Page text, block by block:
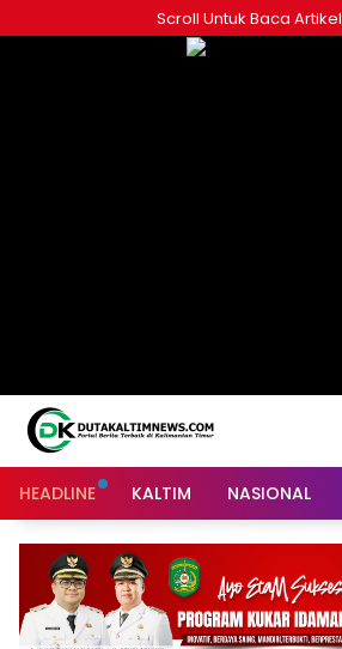
to
Scroll Untuk Baca Artikel
HEADLINE KALTIM NASIONAL